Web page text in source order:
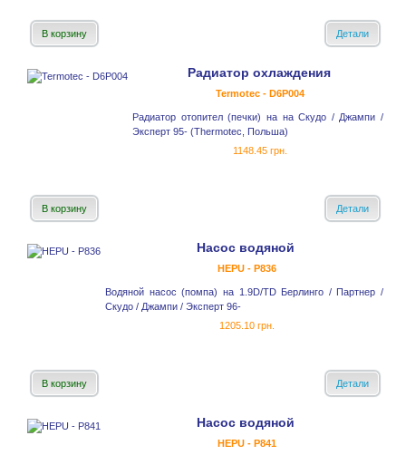
В корзину Детали
Радиатор охлаждения
Termotec - D6P004
Радиатор отопител (печки) на на Скудо / Джампи /
Эксперт 95- (Thermotec, Польша)
1148.45 грн.
В корзину Детали
Насос водяной
HEPU - P836
Водяной насос (помпа) на 1.9D/TD Берлинго / Партнер /
Скудо / Джампи / Эксперт 96-
1205.10 грн.
В корзину Детали
Насос водяной
HEPU - P841